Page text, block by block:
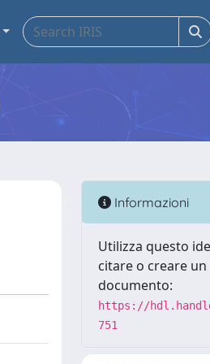
Informazioni
Utilizza questo
citare o creare
documento:
https://
751